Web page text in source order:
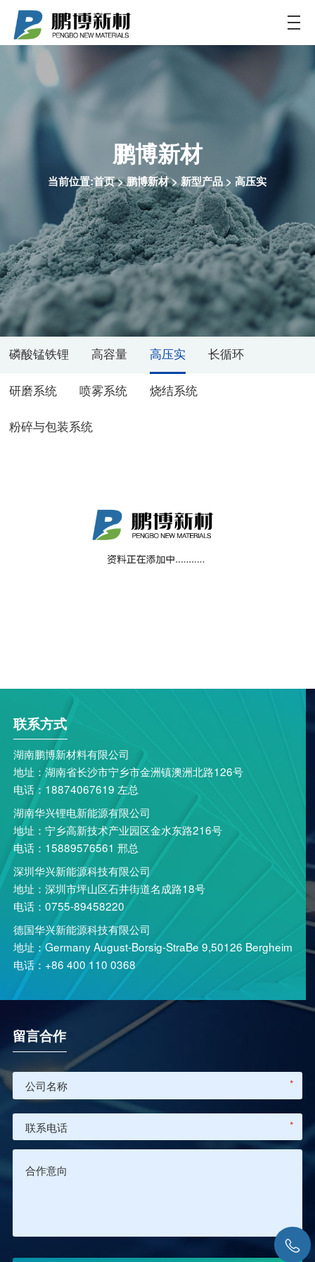
鹏博新材
当前位置:首页>鹏博新材>新型产品>高压实
磷酸锰铁锂 高容量 高压实 长循环
研磨系统 喷雾系统 烧结系统
粉碎与包装系统
联系方式
湖南鹏博新材料有限公司
地址：湖南省长沙市宁乡市金洲镇澳洲北路126号
电话：18874067619 左总
湖南华兴锂电新能源有限公司
地址：宁乡高新技术产业园区金水东路216号
电话：15889576561 邢总
深圳华兴新能源科技有限公司
地址：深圳市坪山区石井街道名成路18号
电话：0755-89458220
德国华兴新能源科技有限公司
地址：Germany August-Borsig-StraBe 9,50126 Bergheim
电话：+86 400 110 0368
留言合作
*
*